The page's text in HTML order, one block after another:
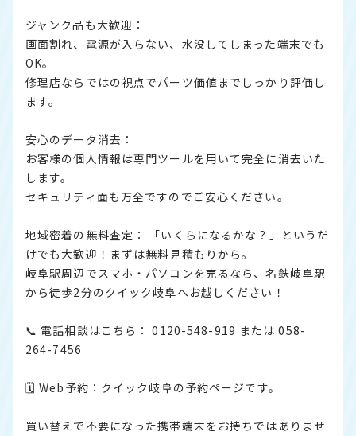
ジャンク品も大歓迎：
画面割れ、電源が入らない、水没してしまった端末でも
OK。
修理店ならではの視点でパーツ価値までしっかり評価し
ます。
安心のデータ消去：
お客様の個人情報は専門ツールを用いて完全に消去いた
します。
セキュリティ面も万全ですのでご安心ください。
地域密着の無料査定： 「いくらになるかな？」というだ
けでも大歓迎！まずは無料見積もりから。
岐阜駅周辺でスマホ・パソコンを売るなら、名鉄岐阜駅
から徒歩2分のクイック岐阜へお越しください！
📞 電話相談はこちら： 0120-548-919 または 058-
264-7456
🗓 Web予約： クイック岐阜の予約ページです。
買い替えで不要になった携帯端末をお持ちではありませ